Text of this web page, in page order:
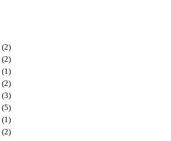
(2)
(2)
(1)
(2)
(3)
(5)
(1)
(2)